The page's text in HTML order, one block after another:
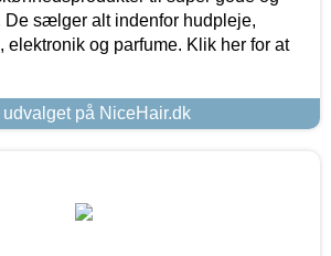
De sælger alt indenfor hudpleje,
elektronik og parfume. Klik her for at
udvalget på NiceHair.dk